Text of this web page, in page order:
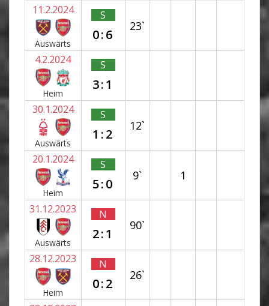
11.2.2024
Auswärts
S
0:6
23`
4.2.2024
Heim
S
3:1
30.1.2024
Auswärts
S
1:2
12`
20.1.2024
Heim
S
5:0
9` 1
31.12.2023
Auswärts
N
2:1
90`
28.12.2023
Heim
N
0:2
26`